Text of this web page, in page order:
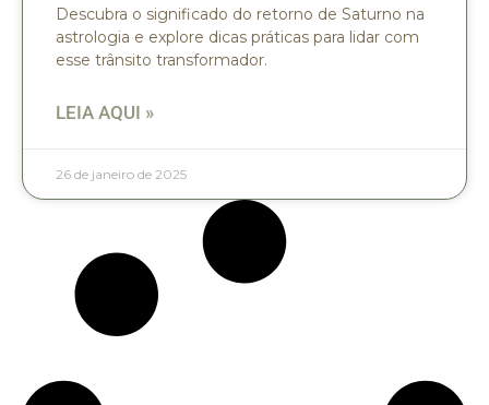
Descubra o significado do retorno de Saturno na
astrologia e explore dicas práticas para lidar com
esse trânsito transformador.
LEIA AQUI »
26 de janeiro de 2025